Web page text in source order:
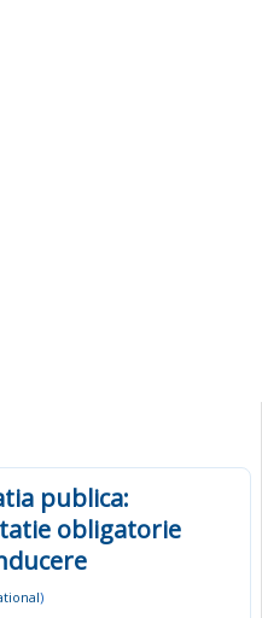
publica:
obligatorie
)